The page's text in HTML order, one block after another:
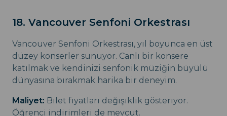
18. Vancouver Senfoni Orkestrası
Vancouver Senfoni Orkestrası, yıl boyunca en üst
düzey konserler sunuyor. Canlı bir konsere
katılmak ve kendinizi senfonik müziğin büyülü
dünyasına bırakmak harika bir deneyim.
Maliyet: Bilet fiyatları değişiklik gösteriyor.
Öğrenci indirimleri de mevcut.